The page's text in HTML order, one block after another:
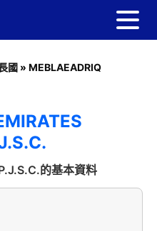
國 » MEBLAEADRIQ
的基本資料